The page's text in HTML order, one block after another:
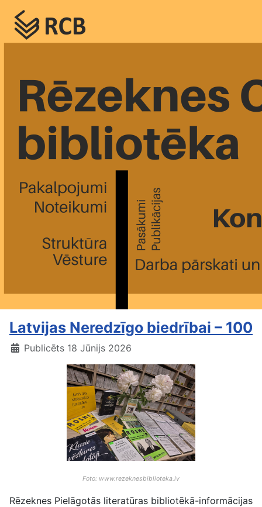
Latvijas Neredzīgo biedrībai – 100
Publicēts 18 Jūnijs 2026
Foto: www.rezeknesbiblioteka.lv
Rēzeknes Pielāgotās literatūras bibliotēkā-informācijas